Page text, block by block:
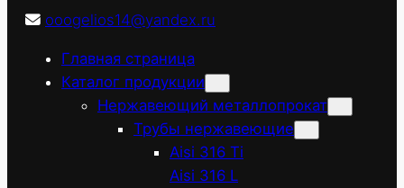
ooogelios14@yandex.ru
Главная страница
Каталог продукции
Нержавеющий металлопрокат
Трубы нержавеющие
Aisi 316 Ti
Aisi 316 L